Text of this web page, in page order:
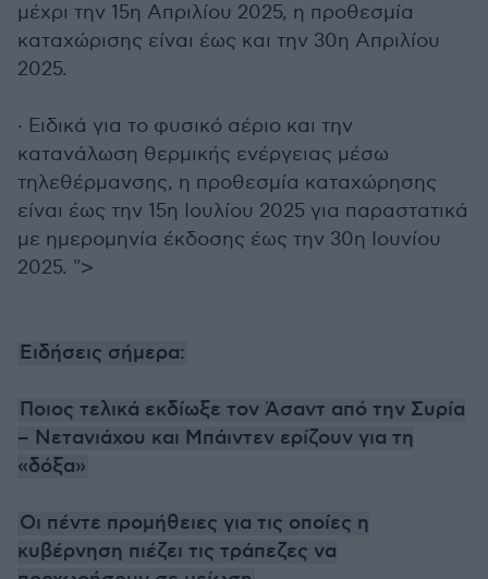
μέχρι την 15η Απριλίου 2025, η προθεσμία
καταχώρισης είναι έως και την 30η Απριλίου
2025.
· Ειδικά για το φυσικό αέριο και την
κατανάλωση θερμικής ενέργειας μέσω
τηλεθέρμανσης, η προθεσμία καταχώρησης
είναι έως την 15η Ιουλίου 2025 για παραστατικά
με ημερομηνία έκδοσης έως την 30η Ιουνίου
2025. ">
Ειδήσεις σήμερα:
Ποιος τελικά εκδίωξε τον Άσαντ από την Συρία
– Νετανιάχου και Μπάιντεν ερίζουν για τη
«δόξα»
Οι πέντε προμήθειες για τις οποίες η
κυβέρνηση πιέζει τις τράπεζες να